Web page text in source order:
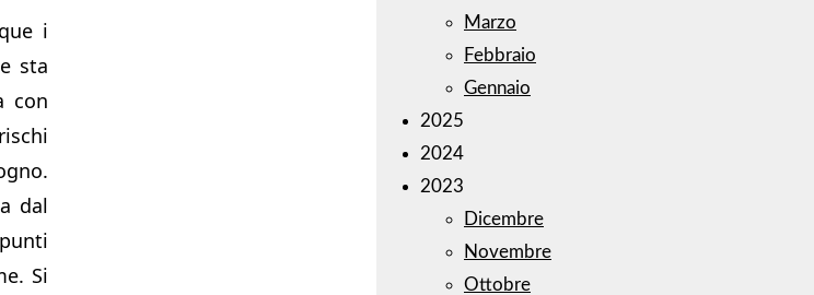
i
sta
con
dal
Si
Marzo
Febbraio
Gennaio
2025
2024
2023
Dicembre
Novembre
Ottobre